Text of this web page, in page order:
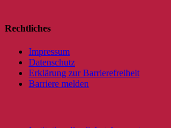
Rechtliches
Impressum
Datenschutz
Erklärung zur Barrierefreiheit
Barriere melden